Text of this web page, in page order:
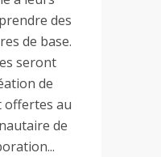
des
de base.
seront
de
offertes au
de